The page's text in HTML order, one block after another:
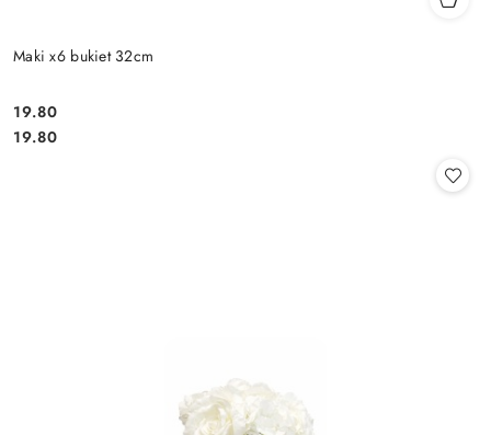
Maki x6 bukiet 32cm
Cena:
19.80
Cena:
19.80